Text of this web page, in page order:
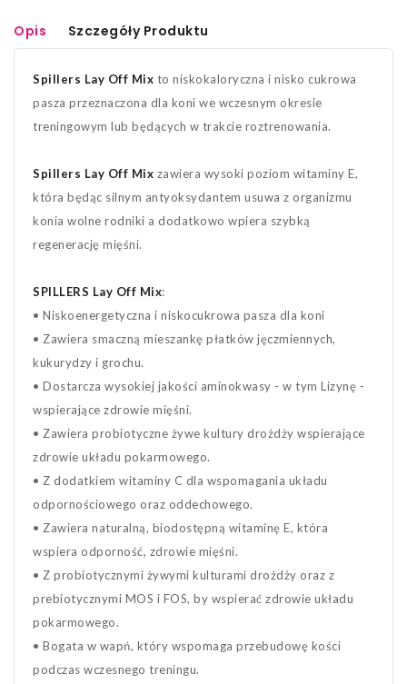
Opis Szczegóły Produktu
Spillers Lay Off Mix to niskokaloryczna i nisko cukrowa
pasza przeznaczona dla koni we wczesnym okresie
treningowym lub będących w trakcie roztrenowania.
Spillers Lay Off Mix zawiera wysoki poziom witaminy E,
która będąc silnym antyoksydantem usuwa z organizmu
konia wolne rodniki a dodatkowo wpiera szybką
regenerację mięśni.
SPILLERS Lay Off Mix:
• Niskoenergetyczna i niskocukrowa pasza dla koni
• Zawiera smaczną mieszankę płatków jęczmiennych,
kukurydzy i grochu.
• Dostarcza wysokiej jakości aminokwasy - w tym Lizynę -
wspierające zdrowie mięśni.
• Zawiera probiotyczne żywe kultury drożdży wspierające
zdrowie układu pokarmowego.
• Z dodatkiem witaminy C dla wspomagania układu
odpornościowego oraz oddechowego.
• Zawiera naturalną, biodostępną witaminę E, która
wspiera odporność, zdrowie mięśni.
• Z probiotycznymi żywymi kulturami drożdży oraz z
prebiotycznymi MOS i FOS, by wspierać zdrowie układu
pokarmowego.
• Bogata w wapń, który wspomaga przebudowę kości
podczas wczesnego treningu.